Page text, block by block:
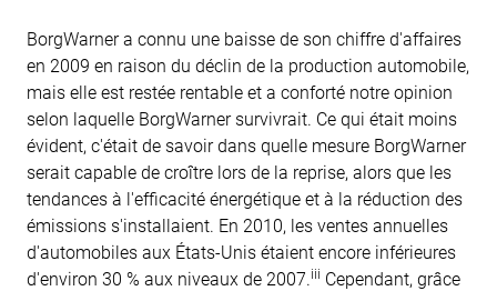
BorgWarner a connu une baisse de son chiffre d'affaires
en 2009 en raison du déclin de la production automobile,
mais elle est restée rentable et a conforté notre opinion
selon laquelle BorgWarner survivrait. Ce qui était moins
évident, c'était de savoir dans quelle mesure BorgWarner
serait capable de croître lors de la reprise, alors que les
tendances à l'efficacité énergétique et à la réduction des
émissions s'installaient. En 2010, les ventes annuelles
d'automobiles aux États-Unis étaient encore inférieures
d'environ 30 % aux niveaux de 2007.iii Cependant, grâce